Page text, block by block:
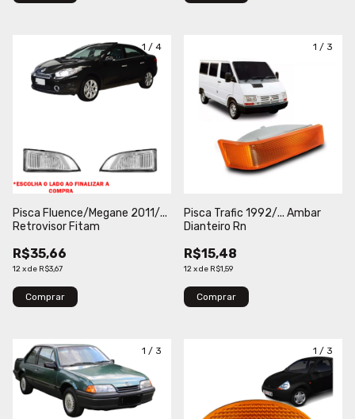
1 / 4
Pisca Fluence/Megane 2011/...
Retrovisor Fitam
R$35,66
12xde R$3,67
Comprar
1 / 3
Pisca Trafic 1992/... Ambar
Dianteiro Rn
R$15,48
12xde R$1,59
Comprar
1 / 3 1 / 3